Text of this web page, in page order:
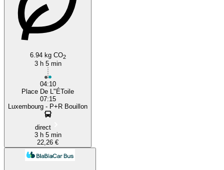
6.94 kg CO2
3 h 5 min
04:10
Place De L"ÉToile
07:15
Luxembourg - P+R Bouillon
direct
3 h 5 min
22,26 €